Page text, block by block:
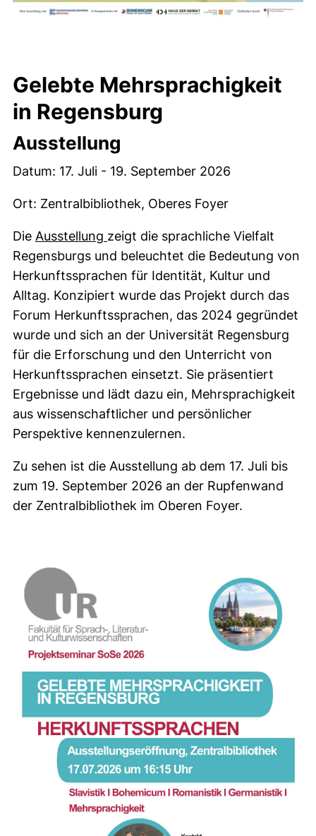
Gelebte Mehrsprachigkeit
in Regensburg
Ausstellung
Datum: 17. Juli - 19. September 2026
Ort: Zentralbibliothek, Oberes Foyer
Die Ausstellung zeigt die sprachliche Vielfalt
Regensburgs und beleuchtet die Bedeutung von
Herkunftssprachen für Identität, Kultur und
Alltag. Konzipiert wurde das Projekt durch das
Forum Herkunftssprachen, das 2024 gegründet
wurde und sich an der Universität Regensburg
für die Erforschung und den Unterricht von
Herkunftssprachen einsetzt. Sie präsentiert
Ergebnisse und lädt dazu ein, Mehrsprachigkeit
aus wissenschaftlicher und persönlicher
Perspektive kennenzulernen.
Zu sehen ist die Ausstellung ab dem 17. Juli bis
zum 19. September 2026 an der Rupfenwand
der Zentralbibliothek im Oberen Foyer.